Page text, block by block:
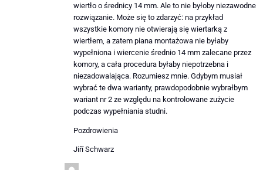
wiertło o średnicy 14 mm. Ale to nie byłoby niezawodne
rozwiązanie. Może się to zdarzyć: na przykład
wszystkie komory nie otwierają się wiertarką z
wiertłem, a zatem piana montażowa nie byłaby
wypełniona i wiercenie średnio 14 mm zalecane przez
komory, a cała procedura byłaby niepotrzebna i
niezadowalająca. Rozumiesz mnie. Gdybym musiał
wybrać te dwa warianty, prawdopodobnie wybrałbym
wariant nr 2 ze względu na kontrolowane zużycie
podczas wypełniania studni.
Pozdrowienia
Jiří Schwarz